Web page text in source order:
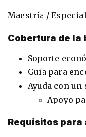
Maestría /
Cobertura de la
Soporte
Guía para
Ayuda con
Apoyo
Requisitos para